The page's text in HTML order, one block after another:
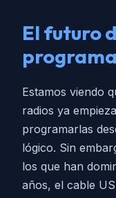
El futuro
Estamos viendo
radios ya
programarlas
lógico. Sin
los que han
años, el cable